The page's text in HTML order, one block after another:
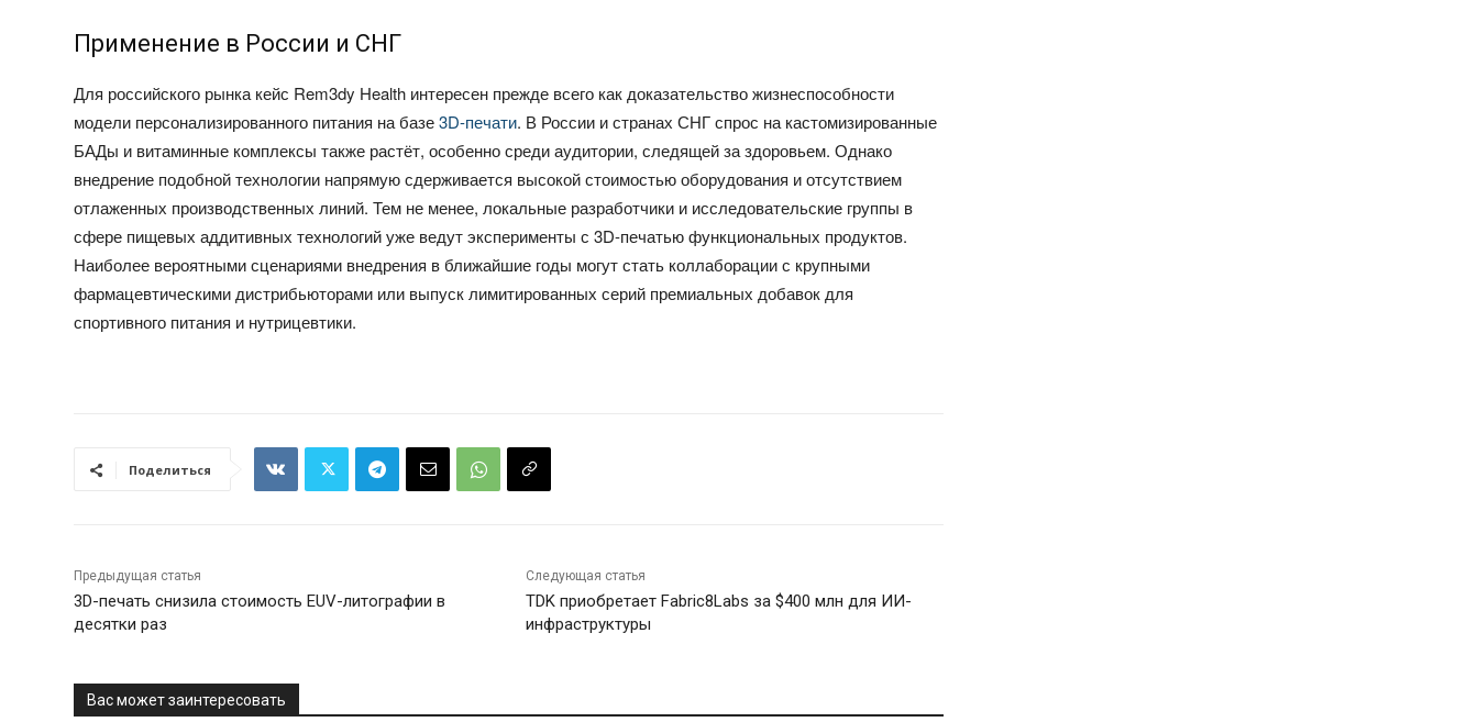
Применение в России и СНГ
Для российского рынка кейс Rem3dy Health интересен прежде всего как доказательство жизнеспособности
модели персонализированного питания на базе3D-печати. В России и странах СНГ спрос на кастомизированные
БАДы и витаминные комплексы также растёт, особенно среди аудитории, следящей за здоровьем. Однако
внедрение подобной технологии напрямую сдерживается высокой стоимостью оборудования и отсутствием
отлаженных производственных линий. Тем не менее, локальные разработчики и исследовательские группы в
сфере пищевых аддитивных технологий уже ведут эксперименты с 3D-печатью функциональных продуктов.
Наиболее вероятными сценариями внедрения в ближайшие годы могут стать коллаборации с крупными
фармацевтическими дистрибьюторами или выпуск лимитированных серий премиальных добавок для
спортивного питания и нутрицевтики.
Поделиться
Предыдущая статья
3D-печать снизила стоимость EUV-литографии в
десятки раз
Следующая статья
TDK приобретает Fabric8Labs за $400 млн для ИИ-
инфраструктуры
Вас может заинтересовать